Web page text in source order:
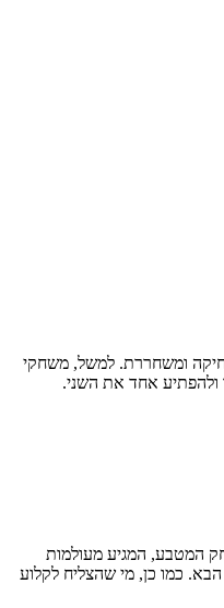
ומשחררת. למשל, משחקי
ולהפתיע אחד את השני.
המטבע, המגיע מעולמות
כמו כן, מי שהצליח לקלוע